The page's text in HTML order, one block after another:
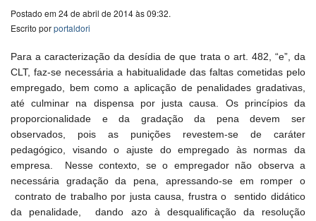
Postado em 24 de abril de 2014 às 09:32.
Escrito porportaldori
Para a caracterização da desídia de que trata o art. 482, “e”, da
CLT, faz-se necessária a habitualidade das faltas cometidas pelo
empregado, bem como a aplicação de penalidades gradativas,
até culminar na dispensa por justa causa. Os princípios da
proporcionalidade e da gradação da pena devem ser
observados, pois as punições revestem-se de caráter
pedagógico, visando o ajuste do empregado às normas da
empresa. Nesse contexto, se o empregador não observa a
necessária gradação da pena, apressando-se em romper o
contrato de trabalho por justa causa, frustra o sentido didático
da penalidade, dando azo à desqualificação da resolução